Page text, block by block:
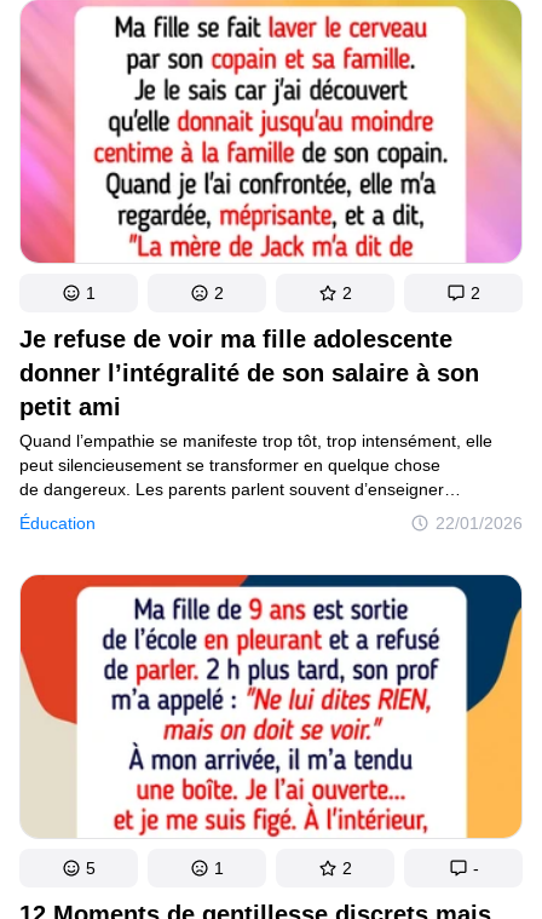
le professionnalisme, le burn-out et les droits des employés.
Je refuse de voir ma fille adolescente
donner l’intégralité de son salaire à son
petit ami
Éducation 22/01/2026
Quand l’empathie se manifeste trop tôt, trop intensément, elle
peut silencieusement se transformer en quelque chose
de dangereux. Les parents parlent souvent d’enseigner
la compassion à leurs enfants, mais personne ne nous prévient
de ce qu’il faut faire lorsqu’un enfant prend cette leçon
a écrit après avoir découvert que sa fille adolescente portait
un fardeau qui ne concerne que les adultes.
1 2 2 2
5 1 2 -